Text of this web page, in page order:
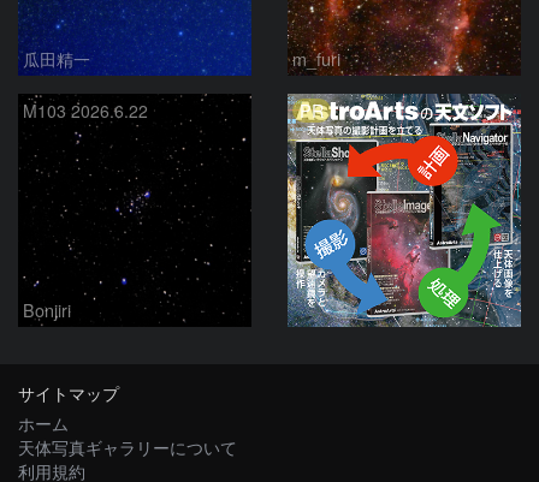
瓜田精一 m_furi
M103 2026.6.22
Bonjiri
PR
サイトマップ
ホーム
天体写真ギャラリーについて
利用規約